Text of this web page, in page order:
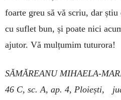
foarte greu să vă scriu, dar
cu suflet bun, și poate nici
ajutor. Vă mulțumim tuturora!
SĂMĂREANU MIHAELA-
46 C, sc. A, ap. 4, Ploiești,